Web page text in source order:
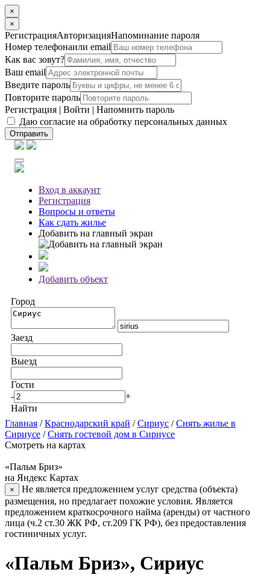
×
×
РегистрацияАвторизацияНапоминание пароля
Номер телефонаили email
Как вас зовут?
Ваш email
Введите пароль
Повторите пароль
Регистрация | Войти | Напомнить пароль
Даю согласие на обработку персональных данных
Отправить
Вход в аккаунт
Регистрация
Вопросы и ответы
Как сдать жилье
Добавить на главный экран
Добавить объект
Город
Заезд
Выезд
Гости
-
+
Найти
Главная /Краснодарский край /Сириус /Снять жилье в
Сириусе /Снять гостевой дом в Сириусе
Смотреть на картах
«Пальм Бриз»
на Яндекс Картах
×
Не является предложением услуг средства (объекта)
размещения, но предлагает похожие условия. Является
предложением краткосрочного найма (аренды) от частного
лица (ч.2 ст.30 ЖК РФ, ст.209 ГК РФ), без предоставления
гостиничных услуг.
«Пальм Бриз», Сириус